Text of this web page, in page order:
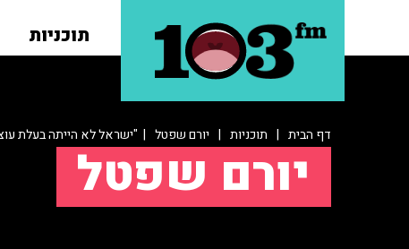
תוכניות
דף הבית | תוכניות | יורם שפטל | "ישראל לא הייתה בעלת
יורם שפטל